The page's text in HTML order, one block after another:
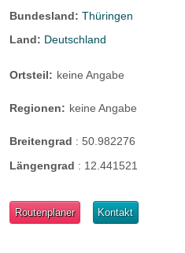
Bundesland: Thüringen
Land: Deutschland
Ortsteil: keine Angabe
Regionen: keine Angabe
Breitengrad : 50.982276
Längengrad : 12.441521
Routenplaner Kontakt